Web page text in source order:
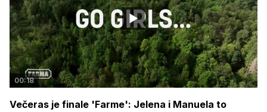
00:18
Večeras je finale 'Farme': Jelena i Manuela to